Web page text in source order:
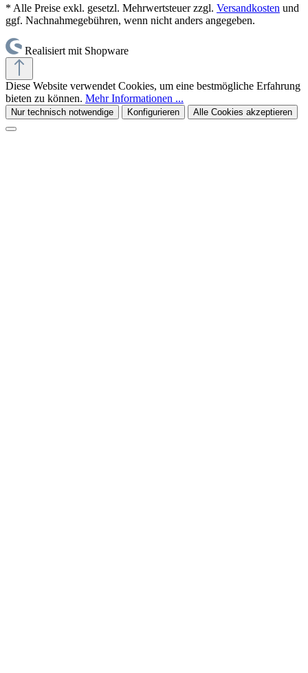
* Alle Preise exkl. gesetzl. Mehrwertsteuer zzgl. Versandkosten und
ggf. Nachnahmegebühren, wenn nicht anders angegeben.
Realisiert mit Shopware
Diese Website verwendet Cookies, um eine bestmögliche Erfahrung
bieten zu können. Mehr Informationen ...
Nur technisch notwendige Konfigurieren Alle Cookies akzeptieren